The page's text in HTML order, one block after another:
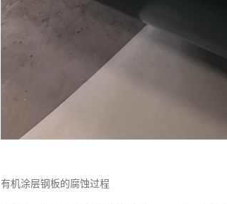
有机涂层钢板的腐蚀过程